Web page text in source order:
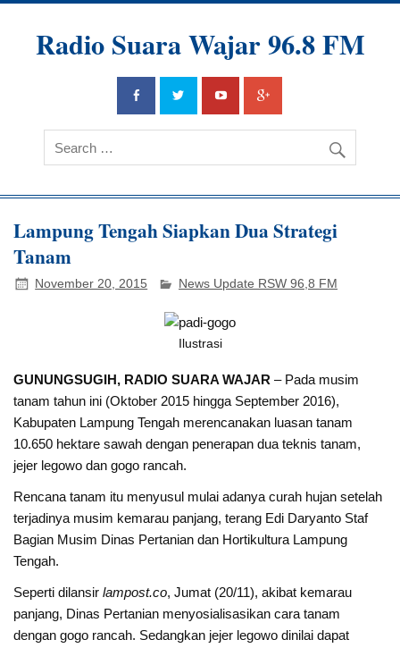
Radio Suara Wajar 96.8 FM
Lampung Tengah Siapkan Dua Strategi
Tanam
November 20, 2015 News Update RSW 96,8 FM
Ilustrasi
GUNUNGSUGIH, RADIO SUARA WAJAR – Pada musim
tanam tahun ini (Oktober 2015 hingga September 2016),
Kabupaten Lampung Tengah merencanakan luasan tanam
10.650 hektare sawah dengan penerapan dua teknis tanam,
jejer legowo dan gogo rancah.
Rencana tanam itu menyusul mulai adanya curah hujan setelah
terjadinya musim kemarau panjang, terang Edi Daryanto Staf
Bagian Musim Dinas Pertanian dan Hortikultura Lampung
Tengah.
Seperti dilansir lampost.co, Jumat (20/11), akibat kemarau
panjang, Dinas Pertanian menyosialisasikan cara tanam
dengan gogo rancah. Sedangkan jejer legowo dinilai dapat